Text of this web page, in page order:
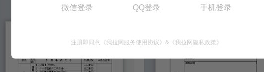
Word格式/直接打印/内容可修改 Word格式/直接打印/内容可修改
微信登录 QQ登录 手机登录
注册即同意 《我拉网服务使用协议》 & 《我拉网隐私政策》